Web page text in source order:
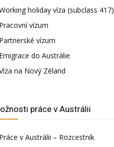
holiday víza (subclass 417)
vízum
vízum
do Austrálie
na Nový Zéland
práce v Austrálii
v Austrálii – Rozcestník